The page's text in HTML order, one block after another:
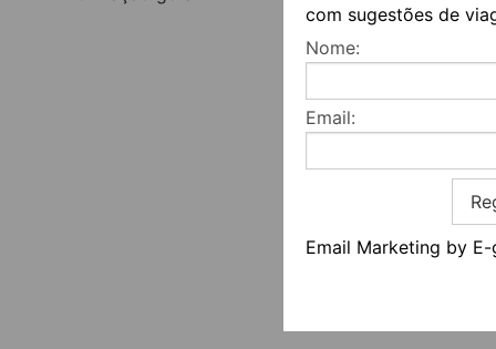
com sugestões de
Nome:
Email:
Email Marketing by